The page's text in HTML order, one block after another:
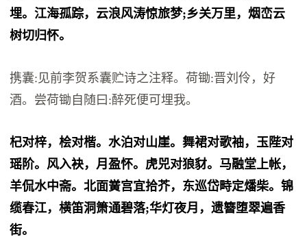
埋。江海孤踪，云浪风涛惊旅梦;乡关万里，烟峦云
树切归怀。
携囊:见前李贺系囊贮诗之注释。荷锄:晋刘伶，好
酒。尝荷锄自随曰:醉死便可埋我。
杞对梓，桧对楷。水泊对山崖。舞裙对歌袖，玉陛对
瑶阶。风入袂，月盈怀。虎兕对狼豺。马融堂上帐，
羊侃水中斋。北面黉宫宜拾芥，东巡岱畤定燔柴。锦
缆春江，横笛洞箫通碧落;华灯夜月，遗簪堕翠遍香
街。